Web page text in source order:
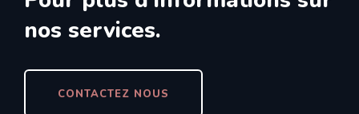
STUD’DIO CLASSROOM 100%
JIGEEN – APPEL A DONS
nos services.
CONTACTEZ NOUS